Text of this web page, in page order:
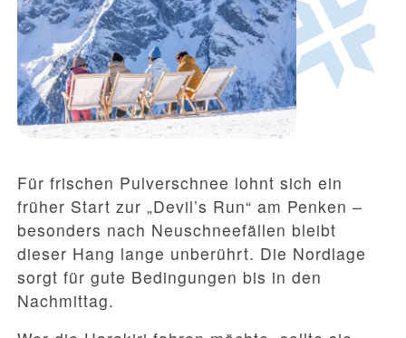
Für frischen Pulverschnee lohnt sich ein
früher Start zur „Devil’s Run“ am Penken –
besonders nach Neuschneefällen bleibt
dieser Hang lange unberührt. Die Nordlage
sorgt für gute Bedingungen bis in den
Nachmittag.